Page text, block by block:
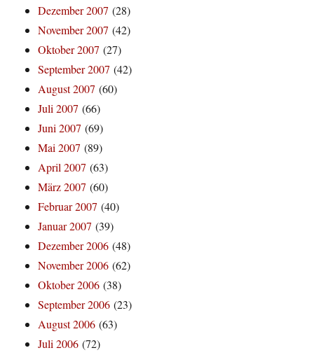
Dezember 2007 (28)
November 2007 (42)
Oktober 2007 (27)
September 2007 (42)
August 2007 (60)
Juli 2007 (66)
Juni 2007 (69)
Mai 2007 (89)
April 2007 (63)
März 2007 (60)
Februar 2007 (40)
Januar 2007 (39)
Dezember 2006 (48)
November 2006 (62)
Oktober 2006 (38)
September 2006 (23)
August 2006 (63)
Juli 2006 (72)